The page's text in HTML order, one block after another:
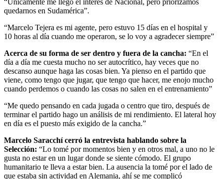
quedarnos en Sudamérica”.
“Marcelo Tejera es mi agente, pero estuvo 15 días en el hospital y
10 horas al día cuando me operaron, se lo voy a agradecer siempre”
Acerca de su forma de ser dentro y fuera de la cancha: “En el
día a día me cuesta mucho no ser autocrítico, hay veces que no
descanso aunque haga las cosas bien. Ya pienso en el partido que
viene, como tengo que jugar, que tengo que hacer, me enojo mucho
cuando perdemos o cuando las cosas no salen en el entrenamiento”
“Me quedo pensando en cada jugada o centro que tiro, después de
terminar el partido hago un análisis de mi rendimiento. El lateral hoy
en día es el puesto más exigido de la cancha.”
Marcelo Saracchí cerró la entrevista hablando sobre la
Selección: “Lo tomé por momentos bien y en otros mal, a uno no le
gusta no estar en un lugar donde se siente cómodo. El grupo
humanitario te lleva a estar bien. La ausencia la tomé por el lado de
que estaba sin actividad en Alemania, ahí se me complicó